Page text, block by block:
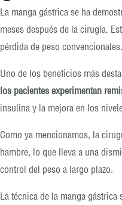
La manga gástrica se ha
meses después de la cirugía.
pérdida de peso convencionales.
Uno de los beneficios más
los pacientes experimentan
insulina y la mejora en los
Como ya mencionamos, la
hambre, lo que lleva a una
control del peso a largo plazo.
La técnica de la manga